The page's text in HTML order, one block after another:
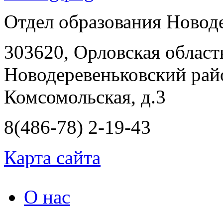
Отдел образования
303620, Орловская
Новодеревеньковский
Комсомольская, д.3
8(486-78) 2-19-43
Карта сайта
О нас